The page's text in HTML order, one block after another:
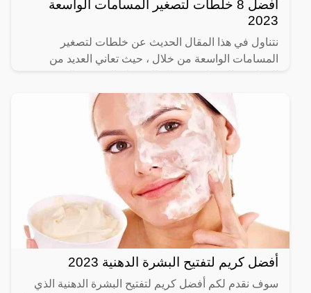
أفضل 8 خلطات لتصغير المسامات الواسعة
2023
نتناول في هذا المقال الحديث عن خلطات لتصغير
المسامات الواسعة من خلال ، حيث تعاني العديد من
على المظهر العام
أفضل كريم لتفتيح البشرة الدهنية 2023
سوف نقدم لكم أفضل كريم لتفتيح البشرة الدهنية الذي